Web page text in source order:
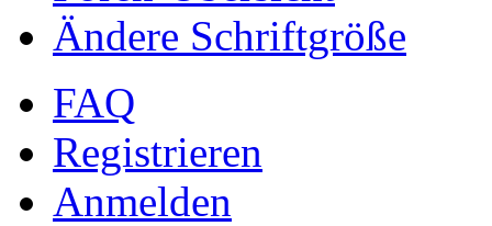
Ändere Schriftgröße
FAQ
Registrieren
Anmelden